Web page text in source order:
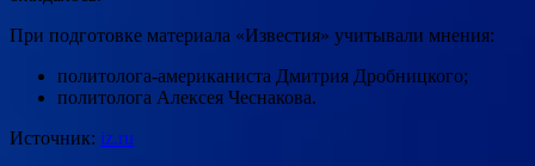
При подготовке материала «Известия» учитывали мнения:
политолога-американиста Дмитрия Дробницкого;
политолога Алексея Чеснакова.
Источник: iz.ru